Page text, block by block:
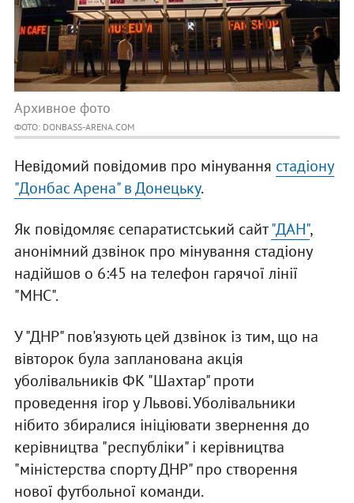
Архивное фото
ФОТО: DONBASS-ARENA.COM
Невідомий повідомив про мінування стадіону
"Донбас Арена" в Донецьку.
Як повідомляє сепаратистський сайт"ДАН",
анонімний дзвінок про мінування стадіону
надійшов о 6:45 на телефон гарячої лінії
"МНС".
У "ДНР" пов'язують цей дзвінок із тим, що на
вівторок була запланована акція
уболівальників ФК "Шахтар" проти
проведення ігор у Львові. Уболівальники
нібито збиралися ініціювати звернення до
керівництва "республіки" і керівництва
"міністерства спорту ДНР" про створення
нової футбольної команди.